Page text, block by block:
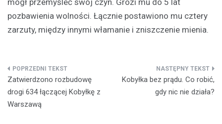
mógł przemyśleć swój czyn. Grozi mu do 5 lat
pozbawienia wolności. Łącznie postawiono mu cztery
zarzuty, między innymi włamanie i zniszczenie mienia.
Nawigacja
wpisu
Zatwierdzono rozbudowę
drogi 634 łączącej Kobyłkę z
Warszawą
Kobyłka bez prądu. Co robić,
gdy nic nie działa?